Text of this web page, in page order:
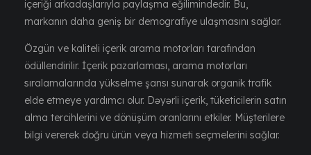
içeriği arkadaşlarıyla paylaşma eğilimindedir. Bu,
markanın daha geniş bir demografiye ulaşmasını sağlar.
Özgün ve kaliteli içerik arama motorları tarafından
ödüllendirilir. İçerik pazarlaması, arama motorları
sıralamalarında yükselme şansı sunarak organik trafik
elde etmeye yardımcı olur. Dəyərli içerik, tüketicilerin satın
alma tercihlerini ve dönüşüm oranlarını etkiler. Müşterilere
bilgi vererek doğru ürün veya hizmeti seçmelerini sağlar.